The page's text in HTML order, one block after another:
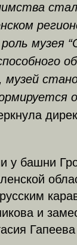
музея
у башни
и